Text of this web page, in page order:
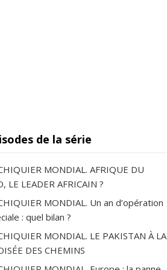
de la série
MONDIAL. AFRIQUE DU
LE LEADER AFRICAIN ?
MONDIAL. Un an d’opération
: quel bilan ?
MONDIAL. LE PAKISTAN À LA
DES CHEMINS